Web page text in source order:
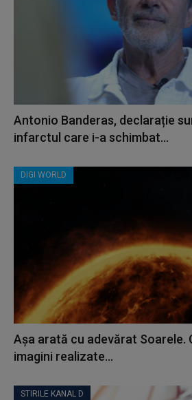
Antonio Banderas, declarație
infarctul care i-a schimbat...
DIGI WORLD
Așa arată cu adevărat Soarele.
imagini realizate...
STIRILE KANAL D